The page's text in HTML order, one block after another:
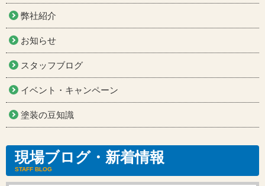
弊社紹介
お知らせ
スタッフブログ
イベント・キャンペーン
塗装の豆知識
現場ブログ・新着情報
STAFF BLOG